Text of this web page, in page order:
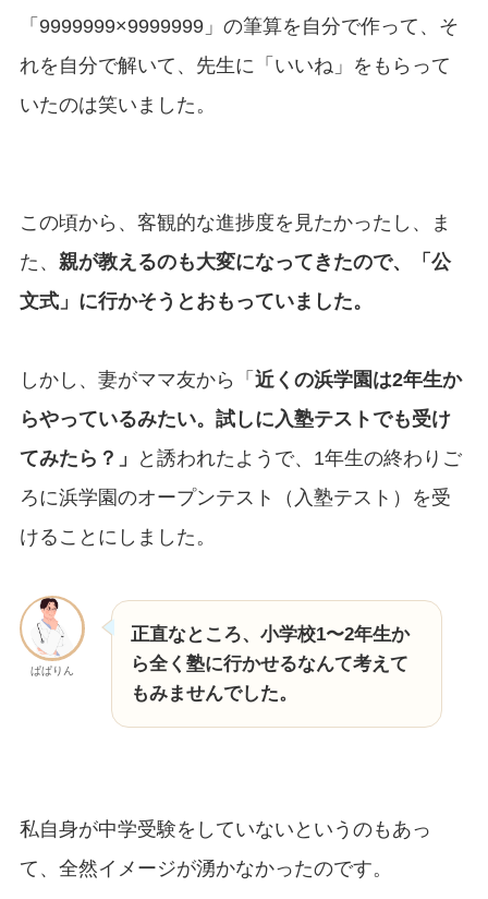
「9999999×9999999」の筆算を自分で作って、そ
れを自分で解いて、先生に「いいね」をもらって
いたのは笑いました。
この頃から、客観的な進捗度を見たかったし、ま
た、 親が教えるのも大変になってきたので、「公
文式」に行かそうとおもっていました。
しかし、妻がママ友から「 近くの浜学園は2年生か
らやっているみたい。試しに入塾テストでも受け
てみたら？」
と誘われたようで、1年生の終わりご
ろに浜学園のオープンテスト（入塾テスト）を受
けることにしました。
ぱぱりん
正直なところ、小学校1〜2年生か
ら全く塾に行かせるなんて考えて
もみませんでした。
私自身が中学受験をしていないというのもあっ
て、全然イメージが湧かなかったのです。